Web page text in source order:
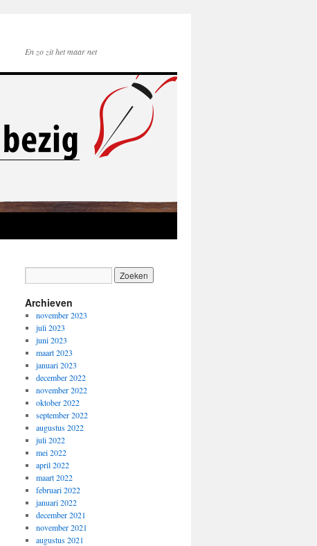
En zo zit het maar net
Archieven
november 2023
juli 2023
juni 2023
maart 2023
januari 2023
december 2022
november 2022
oktober 2022
september 2022
augustus 2022
juli 2022
mei 2022
april 2022
maart 2022
februari 2022
januari 2022
december 2021
november 2021
augustus 2021